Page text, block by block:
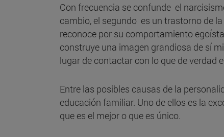
Con frecuencia se confunde el
cambio, el segundo es un trastorno de
reconoce por su comportamiento
construye una imagen grandiosa de sí
lugar de contactar con lo que de verdad
Entre las posibles causas de la
educación familiar. Uno de ellos es la
que es el mejor o que es único.